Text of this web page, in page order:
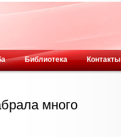
Библиотека Контакты
много